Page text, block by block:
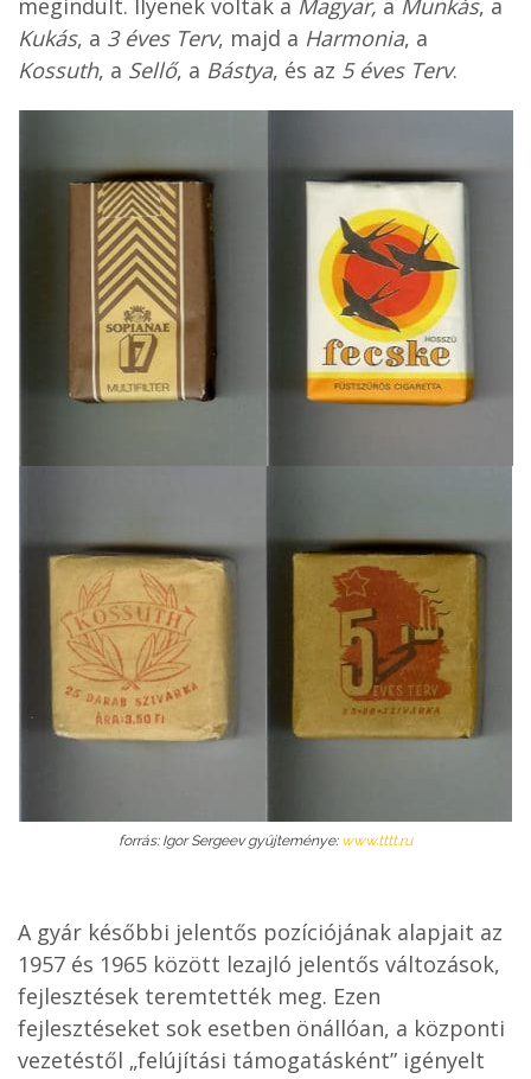
megindult. Ilyenek voltak a Magyar, a Munkás, a
Kukás, a 3 éves Terv, majd a Harmonia, a
Kossuth, a Sellő, a Bástya, és az 5 éves Terv.
forrás: Igor Sergeev gyűjteménye: www.tttt.ru
A gyár későbbi jelentős pozíciójának alapjait az
1957 és 1965 között lezajló jelentős változások,
fejlesztések teremtették meg. Ezen
fejlesztéseket sok esetben önállóan, a központi
vezetéstől „felújítási támogatásként” igényelt